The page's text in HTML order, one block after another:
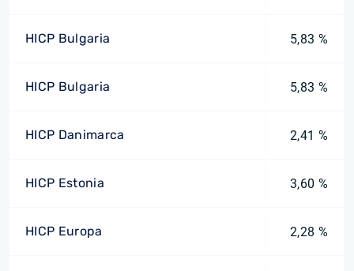
HICP Bulgaria 5,83 %
HICP Bulgaria 5,83 %
HICP Danimarca 2,41 %
HICP Estonia 3,60 %
HICP Europa 2,28 %